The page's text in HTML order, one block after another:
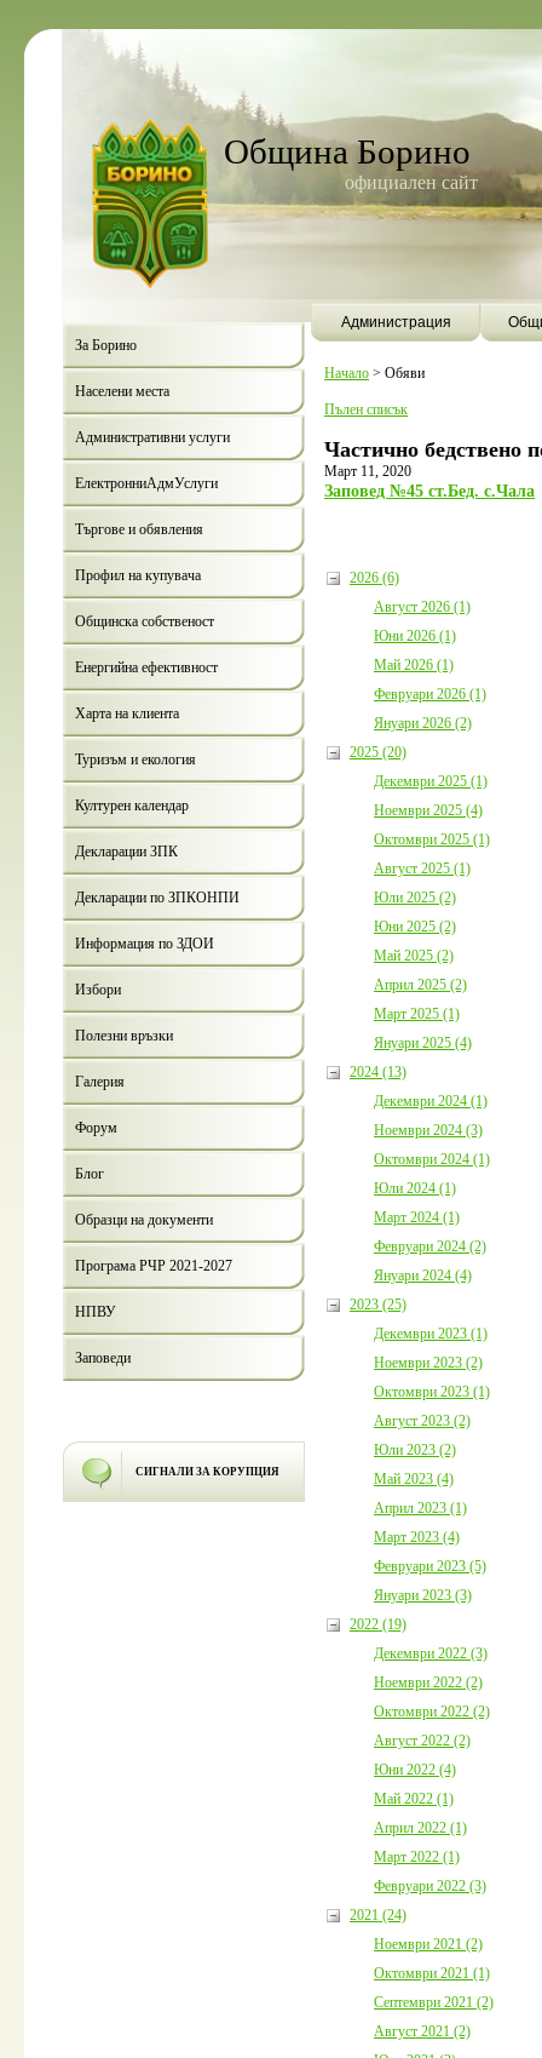
Община Борино
официален сайт
Администрация
За Борино
Населени места
Административни услуги
ЕлектронниАдмУслуги
Търгове и обявления
Профил на купувача
Общинска собственост
Енергийна ефективност
Харта на клиента
Туризъм и екология
Културен календар
Декларации ЗПК
Декларации по ЗПКОНПИ
Информация по ЗДОИ
Избори
Полезни връзки
Галерия
Форум
Блог
Образци на документи
Програма РЧР 2021-2027
НПВУ
Заповеди
СИГНАЛИ ЗА КОРУПЦИЯ
Начало > Обяви
Пълен списък
Частично бедствено
Март 11, 2020
Заповед №45 ст.Бед. с.Чала
2026 (6)
Август 2026 (1)
Юни 2026 (1)
Май 2026 (1)
Февруари 2026 (1)
Януари 2026 (2)
2025 (20)
Декември 2025 (1)
Ноември 2025 (4)
Октомври 2025 (1)
Август 2025 (1)
Юли 2025 (2)
Юни 2025 (2)
Май 2025 (2)
Април 2025 (2)
Март 2025 (1)
Януари 2025 (4)
2024 (13)
Декември 2024 (1)
Ноември 2024 (3)
Октомври 2024 (1)
Юли 2024 (1)
Март 2024 (1)
Февруари 2024 (2)
Януари 2024 (4)
2023 (25)
Декември 2023 (1)
Ноември 2023 (2)
Октомври 2023 (1)
Август 2023 (2)
Юли 2023 (2)
Май 2023 (4)
Април 2023 (1)
Март 2023 (4)
Февруари 2023 (5)
Януари 2023 (3)
2022 (19)
Декември 2022 (3)
Ноември 2022 (2)
Октомври 2022 (2)
Август 2022 (2)
Юни 2022 (4)
Май 2022 (1)
Април 2022 (1)
Март 2022 (1)
Февруари 2022 (3)
2021 (24)
Ноември 2021 (2)
Октомври 2021 (1)
Септември 2021 (2)
Август 2021 (2)